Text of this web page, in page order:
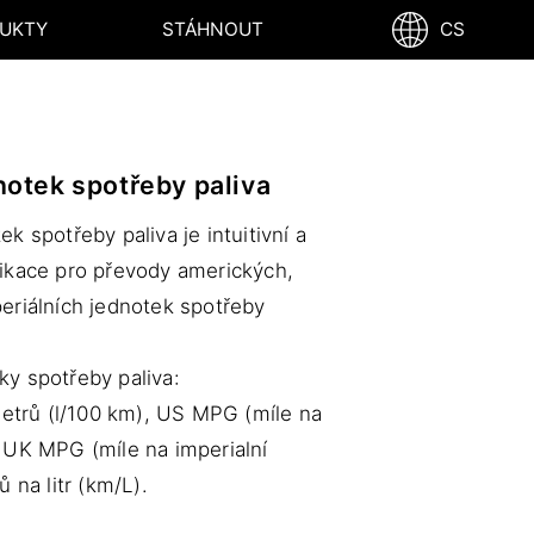
CS
STÁHNOUT
spotřeby paliva
spotřeby paliva je intuitivní a
pro převody amerických,
jednotek spotřeby
spotřeby paliva:
(l/100 km), US MPG (míle na
MPG (míle na imperialní
na litr (km/L).